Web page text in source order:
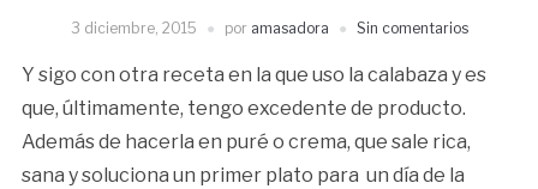
3 diciembre, 2015 por amasadora Sin comentarios
Y sigo con otra receta en la que uso la calabaza y es
que, últimamente, tengo excedente de producto.
Además de hacerla en puré o crema, que sale rica,
sana y soluciona un primer plato para un día de la